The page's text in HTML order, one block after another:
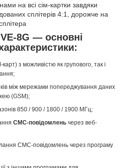
на всі сім-картки завдяки
сплітерів 4:1, дорожче на
8G — основні
з можливістю як групового, так і
між мережами попереджування даних
(GSM);
850 / 900 / 1800 / 1900 МГц;
СМС-повідомлень через веб-
СМС-повідомлень через програму